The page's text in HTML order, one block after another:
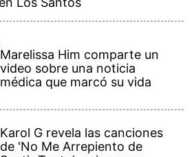
Marelissa Him comparte un
video sobre una noticia
médica que marcó su vida
Karol G revela las canciones
de 'No Me Arrepiento de